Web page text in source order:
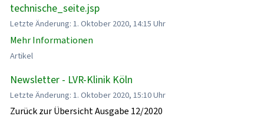
technische_seite.jsp
Letzte Änderung: 1. Oktober 2020, 14:15 Uhr
Mehr Informationen
Artikel
Newsletter - LVR-Klinik Köln
Letzte Änderung: 1. Oktober 2020, 15:10 Uhr
Zurück zur Übersicht Ausgabe 12/2020